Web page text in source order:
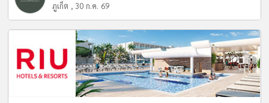
ภูเก็ต , 30 ก.ค. 69